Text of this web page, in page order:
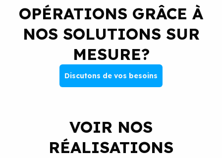
OPÉRATIONS GRÂCE À
NOS SOLUTIONS SUR
MESURE?
Discutons de vos besoins
VOIR NOS
RÉALISATIONS